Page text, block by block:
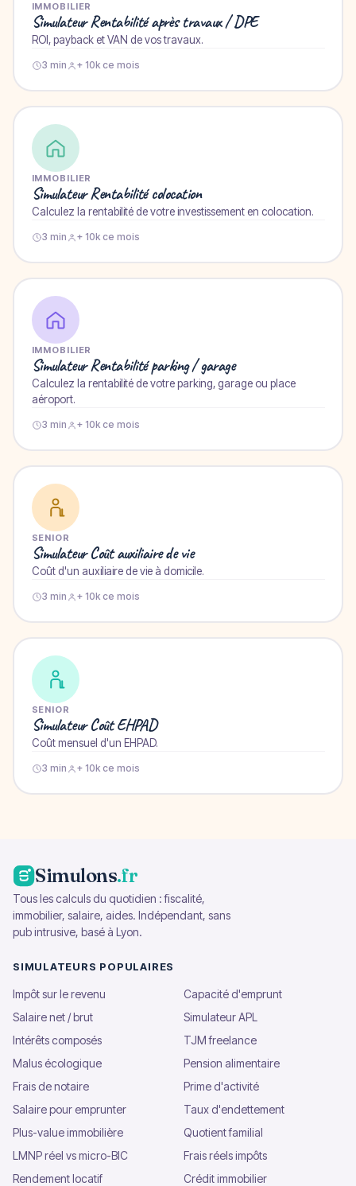
IMMOBILIER
Simulateur Rentabilité après travaux / DPE
ROI, payback et VAN de vos travaux.
3 min + 10k ce mois
IMMOBILIER
Simulateur Rentabilité colocation
Calculez la rentabilité de votre investissement en colocation.
3 min + 10k ce mois
IMMOBILIER
Simulateur Rentabilité parking / garage
Calculez la rentabilité de votre parking, garage ou place
aéroport.
3 min + 10k ce mois
SENIOR
Simulateur Coût auxiliaire de vie
Coût d'un auxiliaire de vie à domicile.
3 min + 10k ce mois
SENIOR
Simulateur Coût EHPAD
Coût mensuel d'un EHPAD.
3 min + 10k ce mois
Simulons.fr
Tous les calculs du quotidien : fiscalité,
immobilier, salaire, aides. Indépendant, sans
pub intrusive, basé à Lyon.
SIMULATEURS POPULAIRES
Impôt sur le revenu
Capacité d'emprunt
Salaire net / brut
Simulateur APL
Intérêts composés
TJM freelance
Malus écologique
Pension alimentaire
Frais de notaire
Prime d'activité
Salaire pour emprunter
Taux d'endettement
Plus-value immobilière
Quotient familial
LMNP réel vs micro-BIC
Frais réels impôts
Rendement locatif
Crédit immobilier